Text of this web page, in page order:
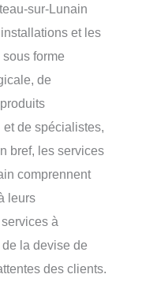
sur-Lunain
et les
forme
de
de spécialistes,
bref, les services
comprennent
leurs
à
la devise de
des clients.